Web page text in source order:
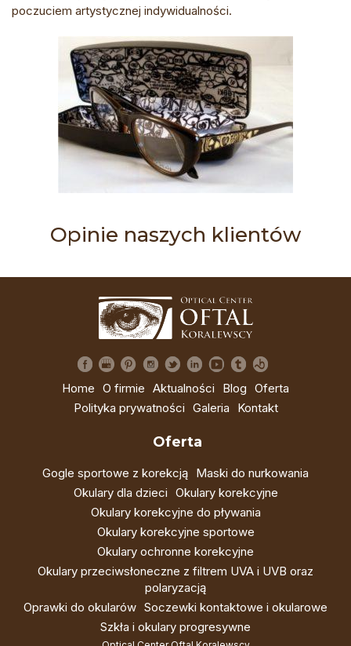
poczuciem artystycznej indywidualności.
Opinie naszych klientów
Home O firmie Aktualności Blog Oferta
Polityka prywatności Galeria Kontakt
Oferta
Gogle sportowe z korekcją Maski do nurkowania
Okulary dla dzieci Okulary korekcyjne
Okulary korekcyjne do pływania
Okulary korekcyjne sportowe
Okulary ochronne korekcyjne
Okulary przeciwsłoneczne z filtrem UVA i UVB oraz
polaryzacją
Oprawki do okularów Soczewki kontaktowe i okularowe
Szkła i okulary progresywne